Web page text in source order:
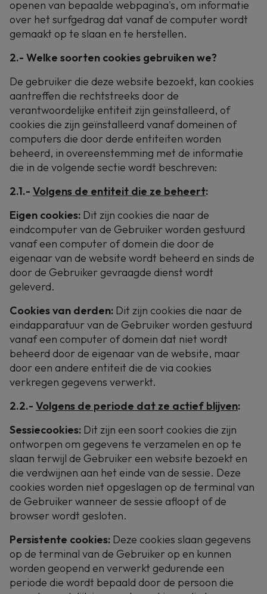
openen van bepaalde webpagina's, om informatie
over het surfgedrag dat vanaf de computer wordt
gemaakt op te slaan en te herstellen.
2.- Welke soorten cookies gebruiken we?
De gebruiker die deze website bezoekt, kan cookies
aantreffen die rechtstreeks door de
verantwoordelijke entiteit zijn geïnstalleerd, of
cookies die zijn geïnstalleerd vanaf domeinen of
computers die door derde entiteiten worden
beheerd, in overeenstemming met de informatie
die in de volgende sectie wordt beschreven:
2.1.- Volgens de entiteit die ze beheert:
Eigen cookies: Dit zijn cookies die naar de
eindcomputer van de Gebruiker worden gestuurd
vanaf een computer of domein die door de
eigenaar van de website wordt beheerd en sinds de
door de Gebruiker gevraagde dienst wordt
geleverd.
Cookies van derden: Dit zijn cookies die naar de
eindapparatuur van de Gebruiker worden gestuurd
vanaf een computer of domein dat niet wordt
beheerd door de eigenaar van de website, maar
door een andere entiteit die de via cookies
verkregen gegevens verwerkt.
2.2.- Volgens de periode dat ze actief blijven:
Sessiecookies: Dit zijn een soort cookies die zijn
ontworpen om gegevens te verzamelen en op te
slaan terwijl de Gebruiker een website bezoekt en
die verdwijnen aan het einde van de sessie. Deze
cookies worden niet opgeslagen op de terminal van
de Gebruiker wanneer de sessie afloopt of de
browser wordt gesloten.
Persistente cookies: Deze cookies slaan gegevens
op de terminal van de Gebruiker op en kunnen
worden geopend en verwerkt gedurende een
periode die wordt bepaald door de persoon die